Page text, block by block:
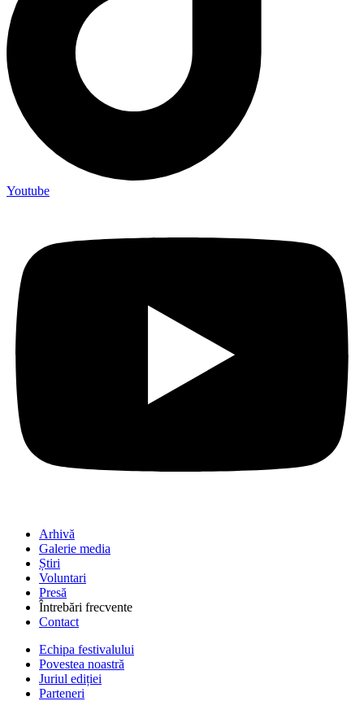
Youtube
Arhivă
Galerie media
Știri
Voluntari
Presă
Întrebări frecvente
Contact
Echipa festivalului
Povestea noastră
Juriul ediției
Parteneri